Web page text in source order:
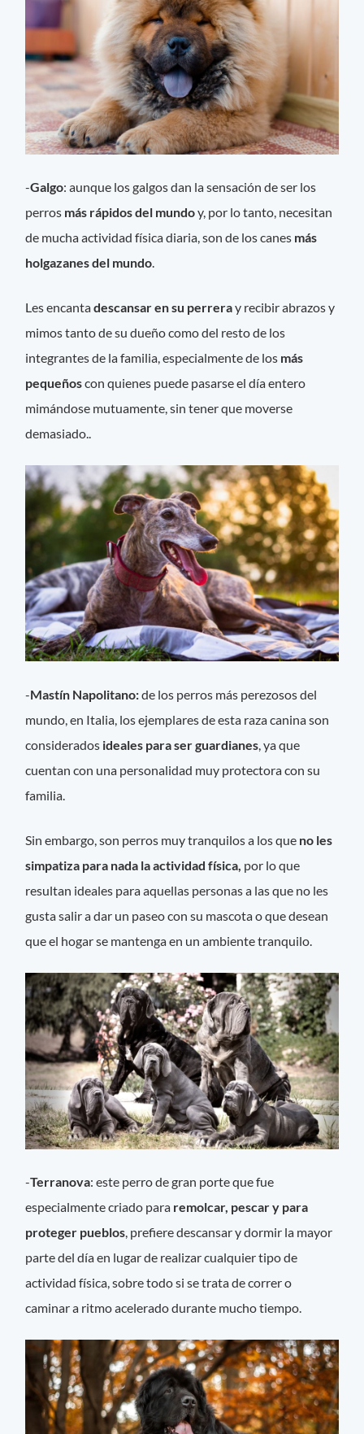
-Galgo: aunque los galgos dan la sensación de ser los
perros más rápidos del mundoy, por lo tanto, necesitan
de mucha actividad física diaria, son de los canes más
holgazanes del mundo.
Les encantadescansar en su perreray recibir abrazos y
mimos tanto de su dueño como del resto de los
integrantes de la familia, especialmente de los más
pequeñoscon quienes puede pasarse el día entero
mimándose mutuamente, sin tener que moverse
demasiado..
-Mastín Napolitano:de los perros más perezosos del
mundo, en Italia, los ejemplares de esta raza canina son
considerados ideales para ser guardianes , ya que
cuentan con una personalidad muy protectora con su
familia.
Sin embargo, son perros muy tranquilos a los que no les
simpatiza para nada la actividad física, por lo que
resultan ideales para aquellas personas a las que no les
gusta salir a dar un paseo con su mascota o que desean
que el hogar se mantenga en un ambiente tranquilo.
-Terranova: este perro de gran porte que fue
especialmente criado para remolcar, pescar y para
proteger pueblos , prefiere descansar y dormir la mayor
parte del día en lugar de realizar cualquier tipo de
actividad física, sobre todo si se trata de correr o
caminar a ritmo acelerado durante mucho tiempo.